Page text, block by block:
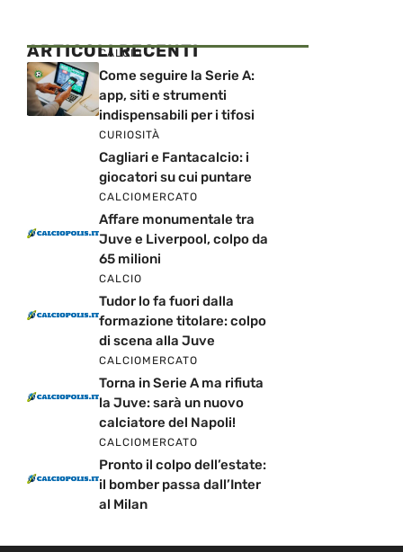
ARTICOLI RECENTI
CALCIO
Come seguire la Serie A:
app, siti e strumenti
indispensabili per i tifosi
CURIOSITÀ
Cagliari e Fantacalcio: i
giocatori su cui puntare
CALCIOMERCATO
Affare monumentale tra
Juve e Liverpool, colpo da
65 milioni
CALCIO
Tudor lo fa fuori dalla
formazione titolare: colpo
di scena alla Juve
CALCIOMERCATO
Torna in Serie A ma rifiuta
la Juve: sarà un nuovo
calciatore del Napoli!
CALCIOMERCATO
Pronto il colpo dell’estate:
il bomber passa dall’Inter
al Milan